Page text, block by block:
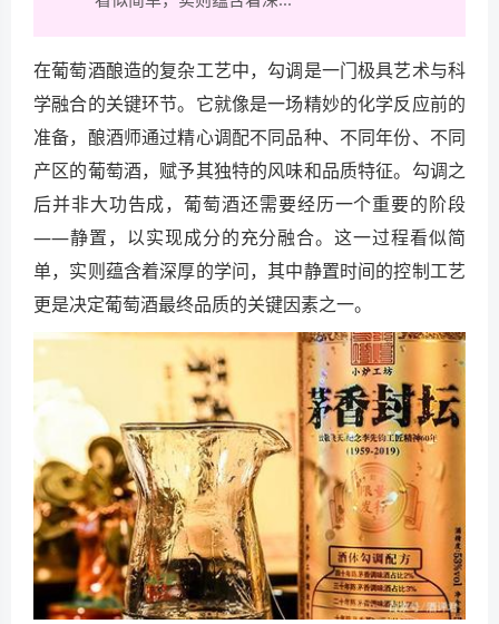
在葡萄酒酿造的复杂工艺中，勾调是一门极具艺术与科
学融合的关键环节。它就像是一场精妙的化学反应前的
准备，酿酒师通过精心调配不同品种、不同年份、不同
产区的葡萄酒，赋予其独特的风味和品质特征。勾调之
后并非大功告成，葡萄酒还需要经历一个重要的阶段
——静置，以实现成分的充分融合。这一过程看似简
单，实则蕴含着深厚的学问，其中静置时间的控制工艺
更是决定葡萄酒最终品质的关键因素之一。